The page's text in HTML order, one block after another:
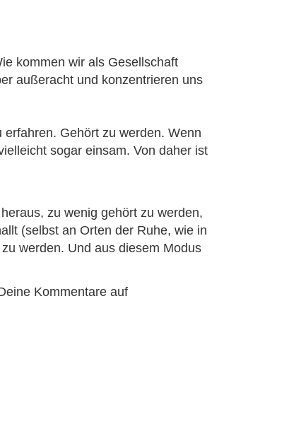
kommen wir als Gesellschaft
außeracht und konzentrieren uns
Gehört zu werden. Wenn
sogar einsam. Von daher ist
zu wenig gehört zu werden,
(selbst an Orten der Ruhe, wie in
werden. Und aus diesem Modus
Kommentare auf